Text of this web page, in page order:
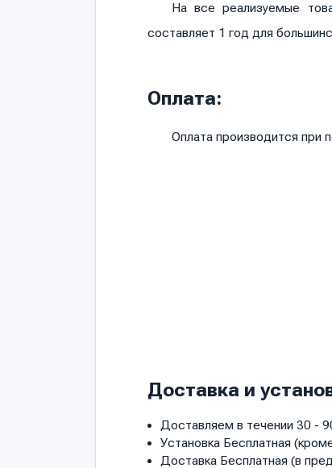
На все реализуемые
составляет 1 год для
Оплата:
Оплата производится при
Доставка и
Доставляем в течении 30 -
Установка Бесплатная
Доставка Бесплатная (в